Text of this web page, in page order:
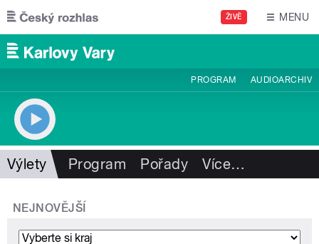
Přejít k hlavnímu obsahu
ŽIVĚ MENU
PROGRAM AUDIOARCHIV
Výlety Program Pořady Více…
NEJNOVĚJŠÍ